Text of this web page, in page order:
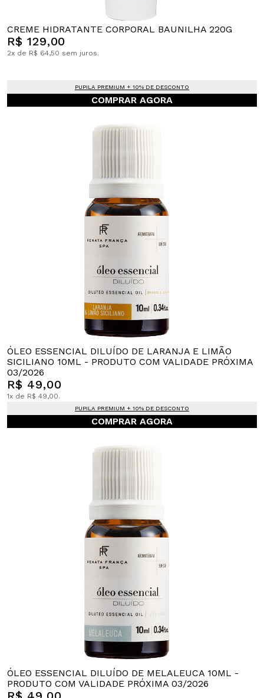
CREME HIDRATANTE CORPORAL BAUNILHA 220G
R$ 129,00
2x de R$ 64,50 sem juros.
PUPILA PREMIUM + 10% DE DESCONTO
COMPRAR AGORA
ÓLEO ESSENCIAL DILUÍDO DE LARANJA E LIMÃO
SICILIANO 10ML - PRODUTO COM VALIDADE PRÓXIMA
03/2026
R$ 49,00
1x de R$ 49,00.
PUPILA PREMIUM + 10% DE DESCONTO
COMPRAR AGORA
ÓLEO ESSENCIAL DILUÍDO DE MELALEUCA 10ML -
PRODUTO COM VALIDADE PRÓXIMA 03/2026